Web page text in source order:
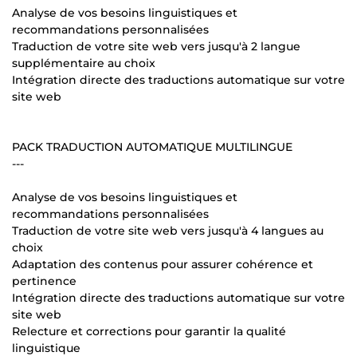
Analyse de vos besoins linguistiques et
recommandations personnalisées
Traduction de votre site web vers jusqu'à 2 langue
supplémentaire au choix
Intégration directe des traductions automatique sur votre
site web
PACK TRADUCTION AUTOMATIQUE MULTILINGUE
---
Analyse de vos besoins linguistiques et
recommandations personnalisées
Traduction de votre site web vers jusqu'à 4 langues au
choix
Adaptation des contenus pour assurer cohérence et
pertinence
Intégration directe des traductions automatique sur votre
site web
Relecture et corrections pour garantir la qualité
linguistique